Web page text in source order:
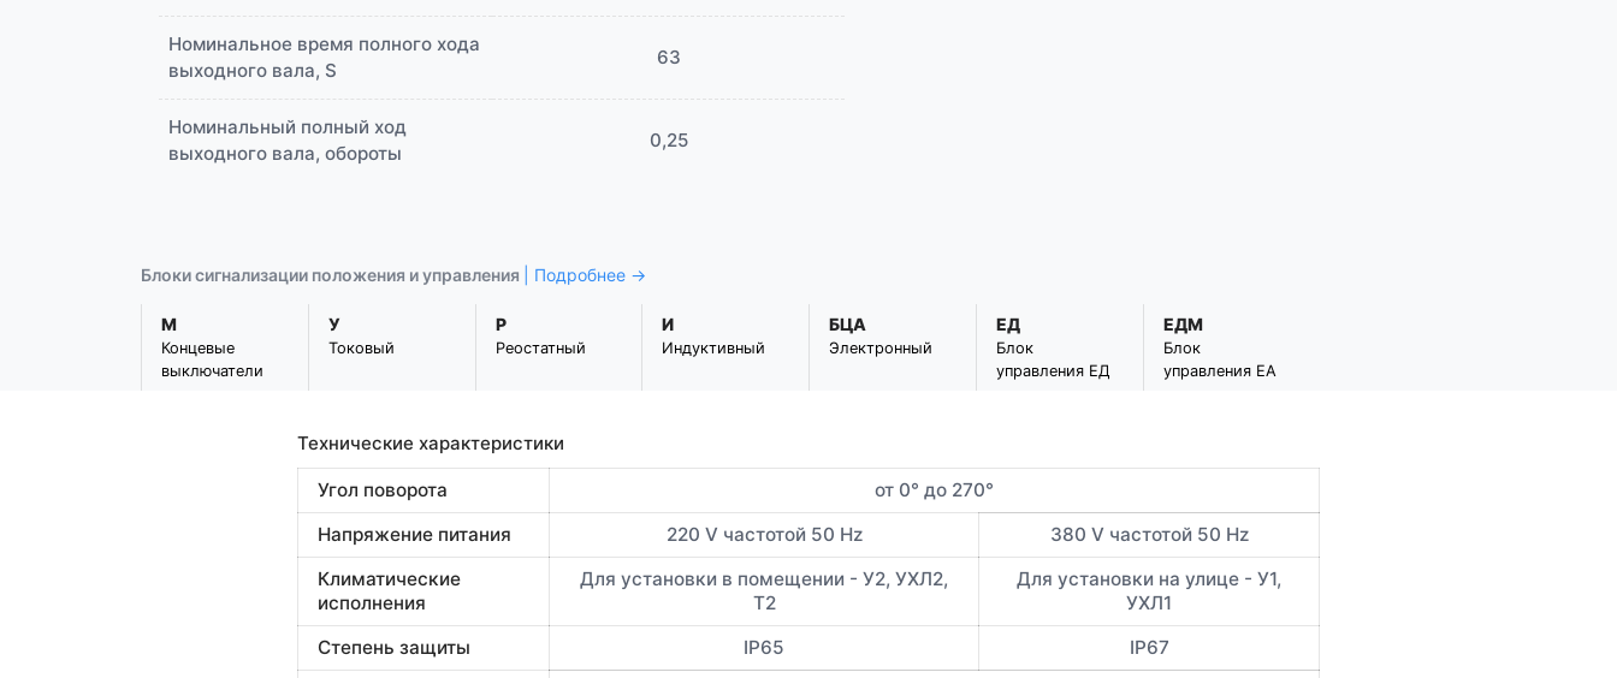
Номинальное время полного хода
выходного вала, S
63
Номинальный полный ход
выходного вала, обороты
0,25
Блоки сигнализации положения и управления | Подробнее →
М
Концевые
выключатели
У
Токовый
Р
Реостатный
И
Индуктивный
БЦА
Электронный
ЕД
Блок
управления ЕД
ЕДМ
Блок
управления ЕА
Технические характеристики
Угол поворота
от 0° до 270°
Напряжение питания
220 V частотой 50 Hz
380 V частотой 50 Hz
Климатические
исполнения
Для установки в помещении - У2, УХЛ2,
Т2
Для установки на улице - У1,
УХЛ1
Степень защиты
IP65
IP67